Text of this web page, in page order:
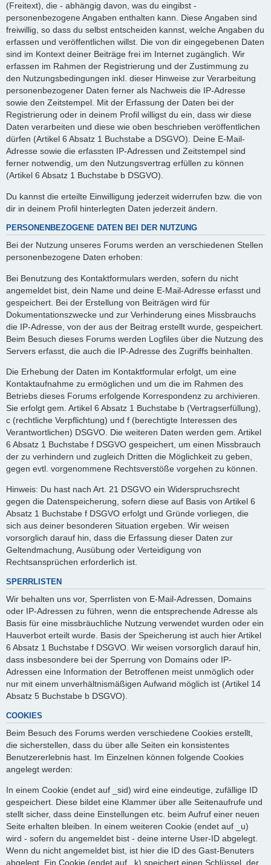
(Freitext), die - abhängig davon, was du eingibst -
personenbezogene Angaben enthalten kann. Diese Angaben sind
freiwillig, so dass du selbst entscheiden kannst, welche Angaben du
erfassen und veröffentlichen willst. Die von dir eingegebenen Daten
sind im Kontext deiner Beiträge frei im Internet zugänglich. Wir
erfassen im Rahmen der Registrierung und der Zustimmung zu
den Nutzungsbedingungen inkl. dieser Hinweise zur Verarbeitung
personenbezogener Daten ferner als Nachweis die IP-Adresse
sowie den Zeitstempel. Mit der Erfassung der Daten bei der
Registrierung oder in deinem Profil willigst du ein, dass wir diese
Daten verarbeiten und diese wie oben beschrieben veröffentlichen
dürfen (Artikel 6 Absatz 1 Buchstabe a DSGVO). Deine E-Mail-
Adresse sowie die erfassten IP-Adressen und Zeitstempel sind
ferner notwendig, um den Nutzungsvertrag erfüllen zu können
(Artikel 6 Absatz 1 Buchstabe b DSGVO).
Du kannst die erteilte Einwilligung jederzeit widerrufen bzw. die von
dir in deinem Profil hinterlegten Daten jederzeit ändern.
PERSONENBEZOGENE DATEN BEI DER NUTZUNG
Bei der Nutzung unseres Forums werden an verschiedenen Stellen
personenbezogene Daten erhoben:
Bei Benutzung des Kontaktformulars werden, sofern du nicht
angemeldet bist, dein Name und deine E-Mail-Adresse erfasst und
gespeichert. Bei der Erstellung von Beiträgen wird für
Dokumentationszwecke und zur Verhinderung eines Missbrauchs
die IP-Adresse, von der aus der Beitrag erstellt wurde, gespeichert.
Beim Besuch dieses Forums werden Logfiles über die Nutzung des
Servers erfasst, die auch die IP-Adresse des Zugriffs beinhalten.
Die Erhebung der Daten im Kontaktformular erfolgt, um eine
Kontaktaufnahme zu ermöglichen und um die im Rahmen des
Betriebs dieses Forums erfolgende Korrespondenz zu archivieren.
Sie erfolgt gem. Artikel 6 Absatz 1 Buchstabe b (Vertragserfüllung),
c (rechtliche Verpflichtung) und f (berechtigte Interessen des
Verantwortlichen) DSGVO. Die weiteren Daten werden gem. Artikel
6 Absatz 1 Buchstabe f DSGVO gespeichert, um einen Missbrauch
der zu verhindern und zugleich Dritten die Möglichkeit zu geben,
gegen evtl. vorgenommene Rechtsverstöße vorgehen zu können.
Hinweis: Du hast nach Art. 21 DSGVO ein Widerspruchsrecht
gegen die Datenspeicherung, sofern diese auf Basis von Artikel 6
Absatz 1 Buchstabe f DSGVO erfolgt und Gründe vorliegen, die
sich aus deiner besonderen Situation ergeben. Wir weisen
vorsorglich darauf hin, dass die Erfassung dieser Daten zur
Geltendmachung, Ausübung oder Verteidigung von
Rechtsansprüchen erforderlich ist.
SPERRLISTEN
Wir behalten uns vor, Sperrlisten von E-Mail-Adressen, Domains
oder IP-Adressen zu führen, wenn die entsprechende Adresse als
Basis für eine missbräuchliche Nutzung verwendet wurden oder ein
Hauverbot erteilt wurde. Basis der Speicherung ist auch hier Artikel
6 Absatz 1 Buchstabe f DSGVO. Wir weisen vorsorglich darauf hin,
dass insbesondere bei der Sperrung von Domains oder IP-
Adressen eine Information der Betroffenen meist unmöglich oder
nur mit einem unverhältnismäßigen Aufwand möglich ist (Artikel 14
Absatz 5 Buchstabe b DSGVO).
COOKIES
Beim Besuch des Forums werden verschiedene Cookies erstellt,
die sicherstellen, dass du über alle Seiten ein konsistentes
Benutzererlebnis hast. Im Einzelnen können folgende Cookies
angelegt werden:
In einem Cookie (endet auf _sid) wird eine eindeutige, zufällige ID
gespeichert. Diese bildet eine Klammer über alle Seitenaufrufe und
stellt sicher, dass deine Einstellungen etc. beim Aufruf einer neuen
Seite erhalten bleiben. In einem weiteren Cookie (endet auf _u)
wird - sofern du angemeldet bist - deine interne User-ID abgelegt.
Wenn du nicht angemeldet bist, ist hier die ID des Gast-Benuters
abgelegt. Ein Cookie (endet auf _k) speichert einen Schlüssel, der